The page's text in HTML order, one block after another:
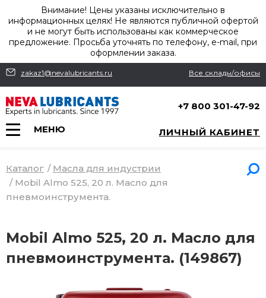
Внимание! Цены указаны исключительно в
информационных целях! Не являются публичной офертой
и не могут быть использованы как коммерческое
предложение. Просьба уточнять по телефону, e-mail, при
оформлении заказа.
zakaz1@nevalubricants.ru Все склады/офисы
+7 800 301-47-92
МЕНЮ ЛИЧНЫЙ КАБИНЕТ
Каталог / Масла для индустрии
/ Mobil Almo 525, 20 л. Масло для
пневмоинструмента.
Mobil Almo 525, 20 л. Масло для
пневмоинструмента. (149867)